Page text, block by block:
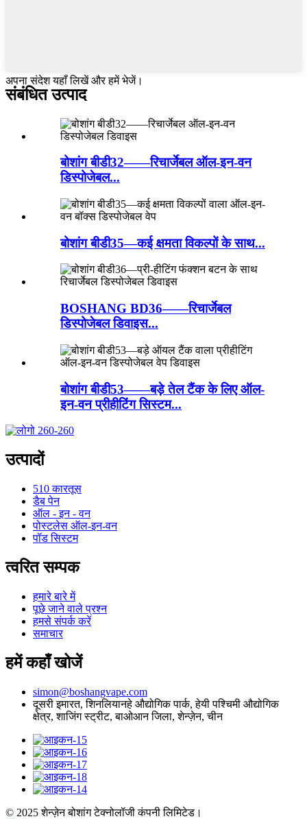
अपना संदेश यहाँ लिखें और हमें भेजें।
संबंधित उत्पाद
बोशांग बीडी32——रिचार्जेबल ऑल-इन-वन
डिस्पोजेबल...
बोशांग बीडी35—कई क्षमता विकल्पों के साथ...
BOSHANG BD36——रिचार्जेबल
डिस्पोजेबल डिवाइस...
बोशांग बीडी53——बड़े तेल टैंक के लिए ऑल-
इन-वन प्रीहीटिंग सिस्टम...
उत्पादों
510 कारतूस
डैब पेन
ऑल - इन - वन
पोस्टलेस ऑल-इन-वन
पॉड सिस्टम
त्वरित सम्पक
हमारे बारे में
पूछे जाने वाले प्रश्न
हमसे संपर्क करें
समाचार
हमें कहाँ खोजें
simon@boshangvape.com
दूसरी इमारत, शिनलियानहे औद्योगिक पार्क, हेयी पश्चिमी औद्योगिक
क्षेत्र, शाजिंग स्ट्रीट, बाओआन जिला, शेन्ज़ेन, चीन
© 2025 शेन्ज़ेन बोशांग टेक्नोलॉजी कंपनी लिमिटेड।